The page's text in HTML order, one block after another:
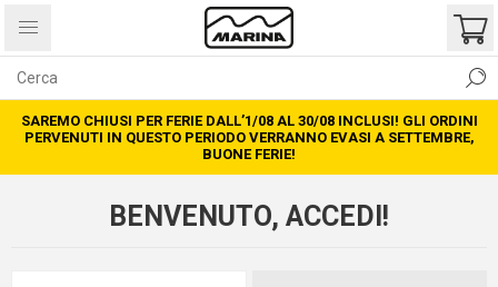
SAREMO CHIUSI PER FERIE DALL’1/08 AL 30/08 INCLUSI! GLI ORDINI
PERVENUTI IN QUESTO PERIODO VERRANNO EVASI A SETTEMBRE,
BUONE FERIE!
BENVENUTO, ACCEDI!